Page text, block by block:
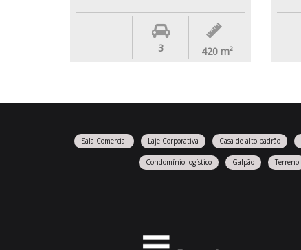
3 420 m²
Sala Comercial Laje Corporativa Casa de alto padrão
Condomínio logístico Galpão Terreno